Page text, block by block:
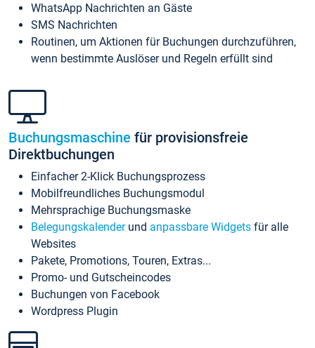
WhatsApp Nachrichten an Gäste
SMS Nachrichten
Routinen, um Aktionen für Buchungen durchzuführen,
wenn bestimmte Auslöser und Regeln erfüllt sind
Buchungsmaschine für provisionsfreie
Direktbuchungen
Einfacher 2-Klick Buchungsprozess
Mobilfreundliches Buchungsmodul
Mehrsprachige Buchungsmaske
Belegungskalenderund anpassbare Widgets für alle
Websites
Pakete, Promotions, Touren, Extras...
Promo- und Gutscheincodes
Buchungen von Facebook
Wordpress Plugin